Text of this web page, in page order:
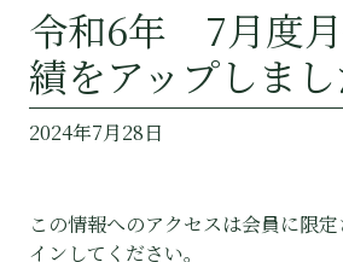
令和6年 7月度
績をアップしまし
2024年7月28日
この情報へのアクセスは会員に限
インしてください。